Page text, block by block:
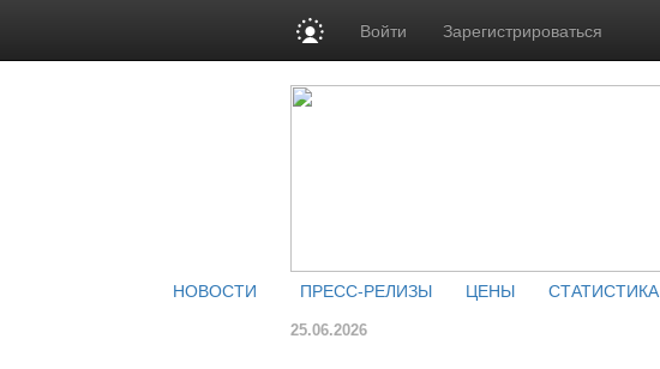
Войти Зарегистрироваться
НОВОСТИ ПРЕСС-РЕЛИЗЫ ЦЕНЫ СТАТИСТИКА
25.06.2026